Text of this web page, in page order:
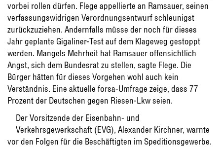
vorbei rollen dürfen. Flege appellierte an Ramsauer, seinen
verfassungswidrigen Verordnungsentwurf schleunigst
zurückzuziehen. Andernfalls müsse der noch für dieses
Jahr geplante Gigaliner-Test auf dem Klageweg gestoppt
werden. Mangels Mehrheit hat Ramsauer offensichtlich
Angst, sich dem Bundesrat zu stellen, sagte Flege. Die
Bürger hätten für dieses Vorgehen wohl auch kein
Verständnis. Eine aktuelle forsa-Umfrage zeige, dass 77
Prozent der Deutschen gegen Riesen-Lkw seien.
Der Vorsitzende der Eisenbahn- und
Verkehrsgewerkschaft (EVG), Alexander Kirchner, warnte
vor den Folgen für die Beschäftigten im Speditionsgewerbe.